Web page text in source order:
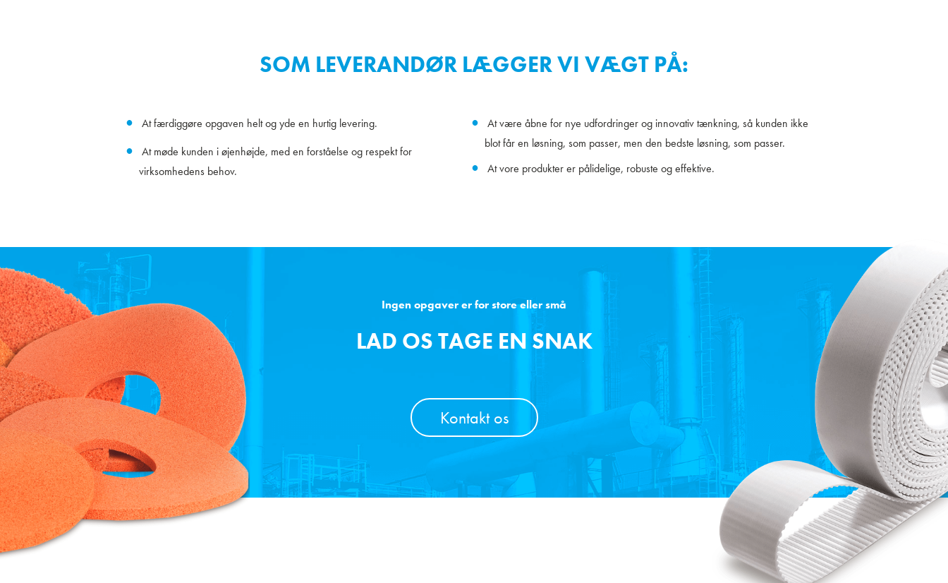
SOM LEVERANDØR LÆGGER VI VÆGT PÅ:
At færdiggøre opgaven helt og yde en hurtig levering.
At møde kunden i øjenhøjde, med en forståelse og respekt for
virksomhedens behov.
At være åbne for nye udfordringer og innovativ tænkning, så kunden ikke
blot får en løsning, som passer, men den bedste løsning, som passer.
At vore produkter er pålidelige, robuste og effektive.
Ingen opgaver er for store eller små
LAD OS TAGE EN SNAK
Kontakt os